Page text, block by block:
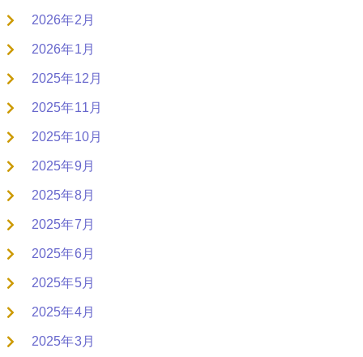
2026年2月
2026年1月
2025年12月
2025年11月
2025年10月
2025年9月
2025年8月
2025年7月
2025年6月
2025年5月
2025年4月
2025年3月